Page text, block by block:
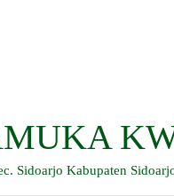
Sidoarjo Kabupaten